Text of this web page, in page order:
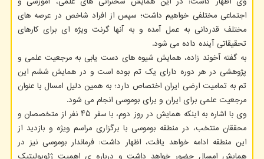
اجتماعی مختلفی خواهیم داشت؛ سپس از افراد شاخص در عرصه های
مختلف قدردانی به عمل آمده و به آنها گرنت ویژه ای برای کارهای
تحقیقاتی آینده داده می شود.
به گفته آخوند زاده، همایش شیوه های دست یابی به مرجعیت علمی و
پژوهشی در هر دوره دارای یک تم بوده است و در همایش ششم این
تم به تمامیت ارضی ایران اختصاص دارد؛ به همین دلیل امسال با عنوان
مرجعیت علمی برای ایران و برای بوموسی انجام می شود.
وی با اشاره به اینکه همایش در روز دوم، با سفر ۴۵ نفر از متخصصان و
محققان منتخب، در منطقه بوموسی با برگزاری مراسم ویژه و بازدید از
این منطقه ادامه خواهد یافت، اظهار داشت: فرماندار بوموسی نیز در